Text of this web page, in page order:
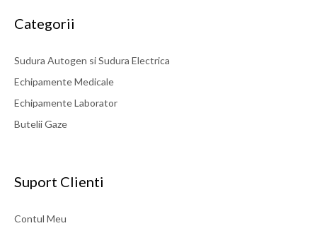
Categorii
Sudura Autogen si Sudura Electrica
Echipamente Medicale
Echipamente Laborator
Butelii Gaze
Suport Clienti
Contul Meu